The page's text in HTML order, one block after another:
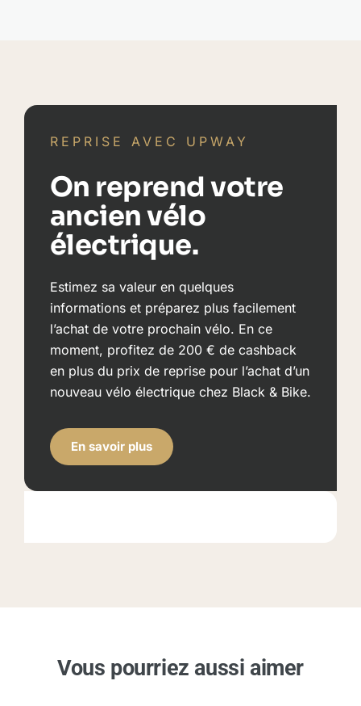
REPRISE AVEC UPWAY
On reprend votre
ancien vélo
électrique.
Estimez sa valeur en quelques
informations et préparez plus facilement
l’achat de votre prochain vélo. En ce
moment, profitez de 200 € de cashback
en plus du prix de reprise pour l’achat d’un
nouveau vélo électrique chez Black & Bike.
En savoir plus
Vous pourriez aussi aimer